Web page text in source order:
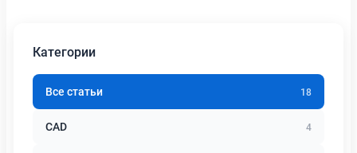
Категории
Все статьи 18
CAD 4